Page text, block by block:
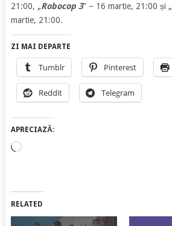
21:00, „Robocop 3” – 16 martie, 21:00 și „
martie, 21:00.
ZI MAI DEPARTE
Tumblr Pinterest
Reddit Telegram
APRECIAZĂ:
Încarc...
RELATED